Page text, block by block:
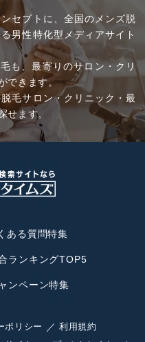
セプトに、全国のメンズ脱
男性特化型メディアサイト
も、最寄りのサロン・クリ
できます。
毛サロン・クリニック・最
せます。
ある質問特集
ランキングTOP5
ンペーン特集
ポリシー
利用規約